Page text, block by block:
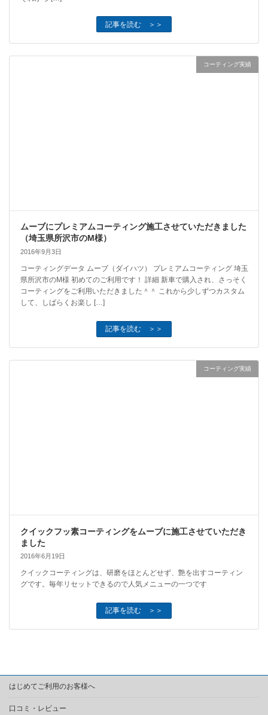
記事を読む ＞＞
コーティング実績
ムーブにプレミアムコーティング施工させていただきました
（埼玉県所沢市のM様）
2016年9月3日
コーティングデータ ムーブ（ダイハツ） プレミアムコーティング 埼玉
県所沢市のM様 初めてのご利用です！ 詳細 新車で購入され、さっそく
コーティングをご利用いただきました＾＾ これから少しずつカスタム
して、しばらくお楽し […]
記事を読む ＞＞
コーティング実績
クイックフッ素コーティングをムーブに施工させていただき
ました
2016年6月19日
クイックコーティングは、研磨をほとんどせず、艶を出すコーティン
グです。毎年リセットできるので人気メニューの一つです
記事を読む ＞＞
はじめてご利用のお客様へ
口コミ・レビュー